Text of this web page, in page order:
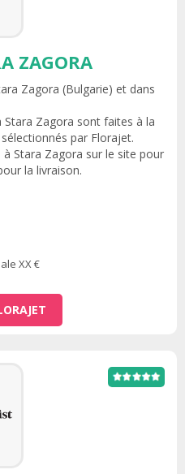
ZAGORA
Zagora (Bulgarie) et dans
Zagora sont faites à la
par Florajet.
Stara Zagora sur le site pour
la livraison.
XX €